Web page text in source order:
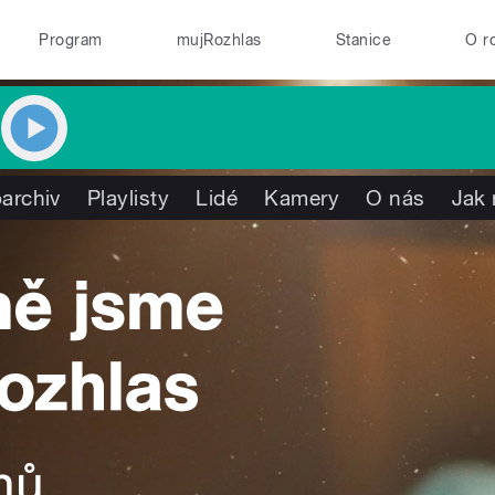
Program mujRozhlas Stanice O
Playlisty Lidé Kamery O nás Jak